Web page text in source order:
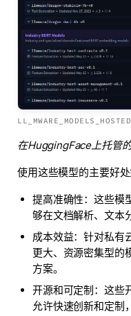
在HuggingFace上托管
使用这些模型的主要好处
提高准确性：这些模
够在文档解析、文本
成本效益：针对私有
更大、资源密集型的
方案。
开源和可定制：这些
允许快速创新和定制